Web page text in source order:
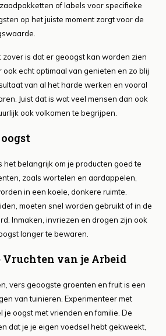
of labels voor specifieke
op het juiste moment zorgt voor de
is dat er geoogst kan worden zien
echt optimaal van genieten en zo blij
van al het harde werken en vooral
Juist dat is wat veel mensen dan ook
ook volkomen te begrijpen.
het belangrijk om je producten goed te
zoals wortelen en aardappelen,
in een koele, donkere ruimte.
moeten snel worden gebruikt of in de
Inmaken, invriezen en drogen zijn ook
langer te bewaren.
Vruchten van je Arbeid
vers geoogste groenten en fruit is een
van tuinieren. Experimenteer met
je oogst met vrienden en familie. De
dat je je eigen voedsel hebt gekweekt,